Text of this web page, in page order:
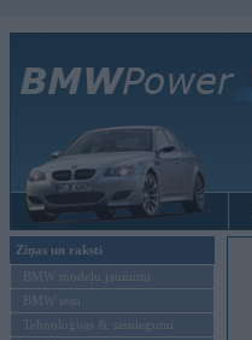
Ziņas un raksti
BMW modeļu jaunumi
BMW testi
Tehnoloģijas & sasniegumi